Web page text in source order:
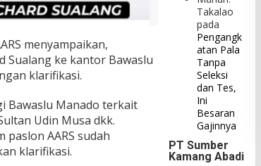
menyampaikan,
Sualang ke kantor Bawaslu
klarifikasi.
Bawaslu Manado terkait
Udin Musa dkk.
AARS sudah
klarifikasi.
Takalao
pada
Pengangk
atan Pala
Tanpa
Seleksi
dan Tes,
Ini
Besaran
Gajinnya
PT Sumber
Kamang Abadi